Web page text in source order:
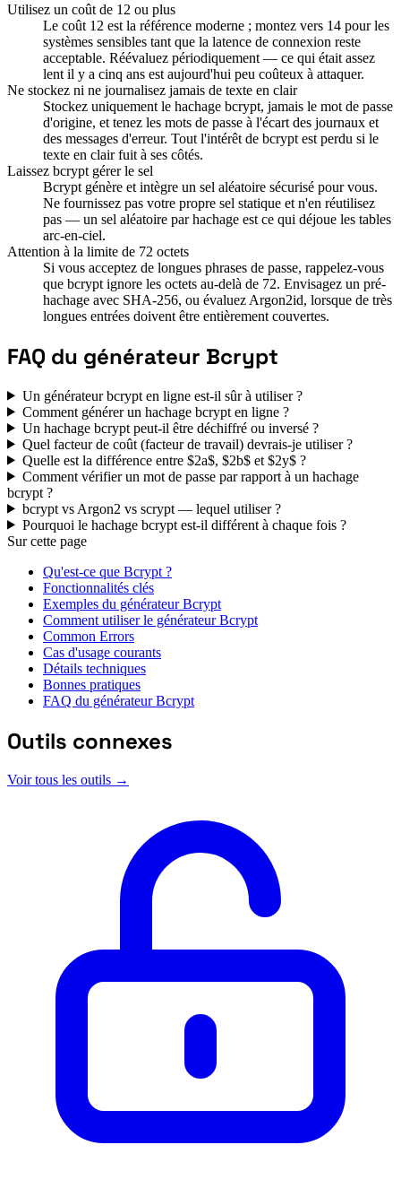
Utilisez un coût de 12 ou plus
Le coût 12 est la référence moderne ; montez vers 14 pour les
systèmes sensibles tant que la latence de connexion reste
acceptable. Réévaluez périodiquement — ce qui était assez
lent il y a cinq ans est aujourd'hui peu coûteux à attaquer.
Ne stockez ni ne journalisez jamais de texte en clair
Stockez uniquement le hachage bcrypt, jamais le mot de passe
d'origine, et tenez les mots de passe à l'écart des journaux et
des messages d'erreur. Tout l'intérêt de bcrypt est perdu si le
texte en clair fuit à ses côtés.
Laissez bcrypt gérer le sel
Bcrypt génère et intègre un sel aléatoire sécurisé pour vous.
Ne fournissez pas votre propre sel statique et n'en réutilisez
pas — un sel aléatoire par hachage est ce qui déjoue les tables
arc-en-ciel.
Attention à la limite de 72 octets
Si vous acceptez de longues phrases de passe, rappelez-vous
que bcrypt ignore les octets au-delà de 72. Envisagez un pré-
hachage avec SHA-256, ou évaluez Argon2id, lorsque de très
longues entrées doivent être entièrement couvertes.
FAQ du générateur Bcrypt
Un générateur bcrypt en ligne est-il sûr à utiliser ?
Comment générer un hachage bcrypt en ligne ?
Un hachage bcrypt peut-il être déchiffré ou inversé ?
Quel facteur de coût (facteur de travail) devrais-je utiliser ?
Quelle est la différence entre $2a$, $2b$ et $2y$ ?
Comment vérifier un mot de passe par rapport à un hachage
bcrypt ?
bcrypt vs Argon2 vs scrypt — lequel utiliser ?
Pourquoi le hachage bcrypt est-il différent à chaque fois ?
Sur cette page
Qu'est-ce que Bcrypt ?
Fonctionnalités clés
Exemples du générateur Bcrypt
Comment utiliser le générateur Bcrypt
Common Errors
Cas d'usage courants
Détails techniques
Bonnes pratiques
FAQ du générateur Bcrypt
Outils connexes
Voir tous les outils →